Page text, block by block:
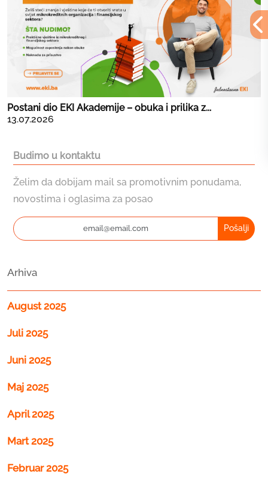
Postani dio EKI Akademije – obuka i prilika z...
13.07.2026
Budimo u kontaktu
Želim da dobijam mail sa promotivnim ponudama,
novostima i oglasima za posao
Pošalji
Arhiva
August 2025
Juli 2025
Juni 2025
Maj 2025
April 2025
Mart 2025
Februar 2025